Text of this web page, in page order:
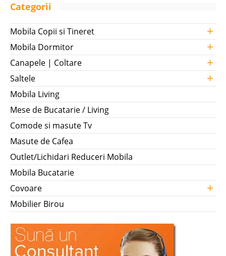
Categorii
Mobila Copii si Tineret +
Mobila Dormitor +
Canapele | Coltare +
Saltele +
Mobila Living
Mese de Bucatarie / Living
Comode si masute Tv
Masute de Cafea
Outlet/Lichidari Reduceri Mobila
Mobila Bucatarie
Covoare
+
Mobilier Birou